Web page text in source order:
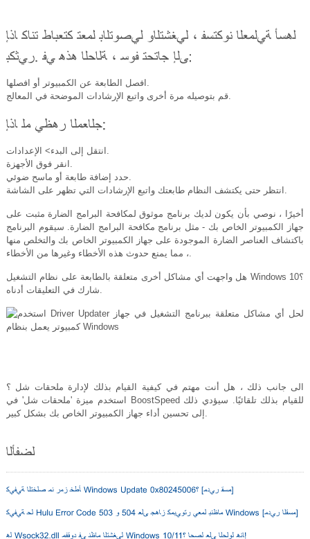
افصل الطابعة عن الكمبيوتر أو افصلها.
قم بتوصيله مرة أخرى واتبع الإرشادات الموضحة في المعالج.
انتقل إلى البدء> الإعدادات.
انقر فوق الأجهزة.
حدد إضافة طابعة أو ماسح ضوئي.
انتظر حتى يكتشف النظام طابعتك واتبع الإرشادات التي تظهر على الشاشة.
أخيرًا ، نوصي بأن يكون لديك برنامج موثوق لمكافحة البرامج الضارة مثبت على
جهاز الكمبيوتر الخاص بك - مثل برنامج مكافحة البرامج الضارة. سيقوم البرنامج
باكتشاف العناصر الضارة الموجودة على جهاز الكمبيوتر الخاص بك والتخلص منها
، مما يمنع حدوث هذه الأخطاء وغيرها من الأخطاء.
هل واجهت أي مشاكل أخرى متعلقة بالطابعة على نظام التشغيل Windows 10؟
شارك في التعليقات أدناه.
الى جانب ذلك ، هل أنت مهتم في كيفية القيام بذلك لإدارة ملحقات شل ؟
استخدم ميزة 'ملحقات شل' في BoostSpeed ​​للقيام بذلك تلقائيًا. سيؤدي ذلك
إلى تحسين أداء جهاز الكمبيوتر الخاص بك بشكل كبير.